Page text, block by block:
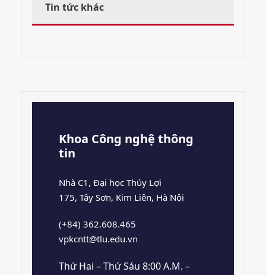
Tin tức khác
Khoa Công nghệ thông
tin
Nhà C1, Đại học Thủy Lợi
175, Tây Sơn, Kim Liên, Hà Nội
(+84) 362.608.465
vpkcntt@tlu.edu.vn
Thứ Hai – Thứ Sáu 8:00 A.M. –